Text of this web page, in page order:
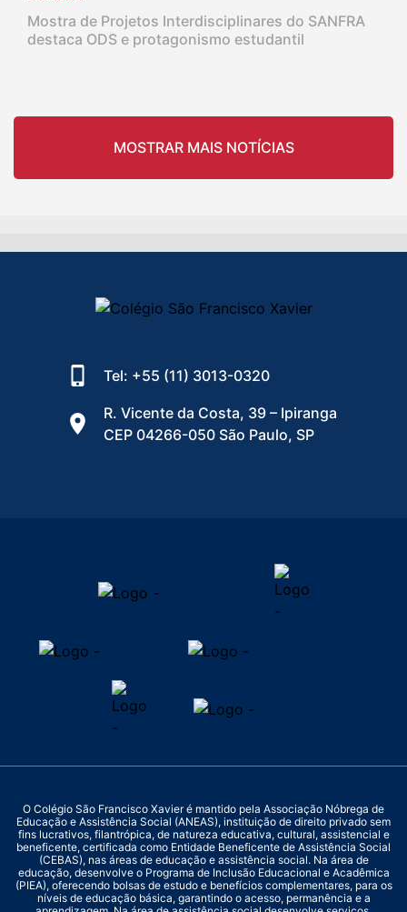
Mostra de Projetos Interdisciplinares do SANFRA
destaca ODS e protagonismo estudantil
MOSTRAR MAIS NOTÍCIAS
Tel: +55 (11) 3013-0320
R. Vicente da Costa, 39 – Ipiranga
CEP 04266-050 São Paulo, SP
O Colégio São Francisco Xavier é mantido pela Associação Nóbrega de
Educação e Assistência Social (ANEAS), instituição de direito privado sem
fins lucrativos, filantrópica, de natureza educativa, cultural, assistencial e
beneficente, certificada como Entidade Beneficente de Assistência Social
(CEBAS), nas áreas de educação e assistência social. Na área de
educação, desenvolve o Programa de Inclusão Educacional e Acadêmica
(PIEA), oferecendo bolsas de estudo e benefícios complementares, para os
níveis de educação básica, garantindo o acesso, permanência e a